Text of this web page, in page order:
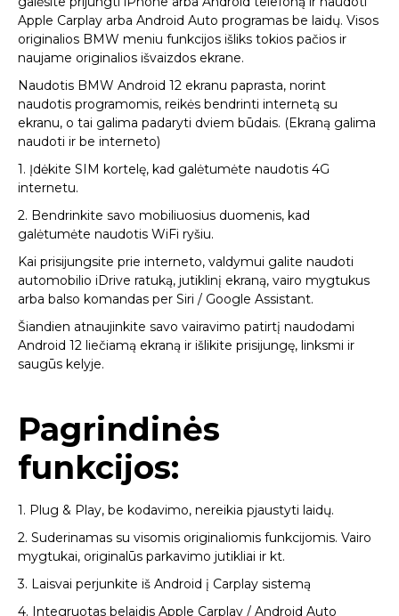
Apple Carplay arba Android Auto programas be laidų. Visos
originalios BMW meniu funkcijos išliks tokios pačios ir
naujame originalios išvaizdos ekrane.
Naudotis BMW Android 12 ekranu paprasta, norint
naudotis programomis, reikės bendrinti internetą su
ekranu, o tai galima padaryti dviem būdais. (Ekraną galima
naudoti ir be interneto)
1. Įdėkite SIM kortelę, kad galėtumėte naudotis 4G
internetu.
2. Bendrinkite savo mobiliuosius duomenis, kad
galėtumėte naudotis WiFi ryšiu.
Kai prisijungsite prie interneto, valdymui galite naudoti
automobilio iDrive ratuką, jutiklinį ekraną, vairo mygtukus
arba balso komandas per Siri / Google Assistant.
Šiandien atnaujinkite savo vairavimo patirtį naudodami
Android 12 liečiamą ekraną ir išlikite prisijungę, linksmi ir
saugūs kelyje.
Pagrindinės
funkcijos:
1. Plug & Play, be kodavimo, nereikia pjaustyti laidų.
2. Suderinamas su visomis originaliomis funkcijomis. Vairo
mygtukai, originalūs parkavimo jutikliai ir kt.
3. Laisvai perjunkite iš Android į Carplay sistemą
4. Integruotas belaidis Apple Carplay / Android Auto